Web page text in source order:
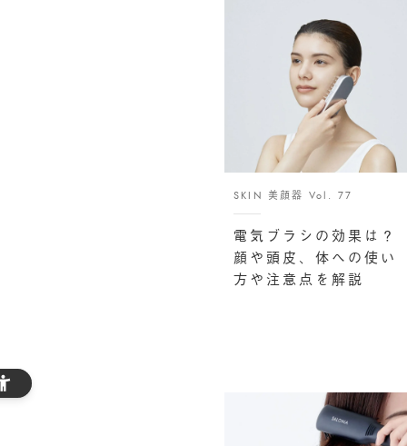
SKIN 美顔器 Vol. 77
電気ブラシの効果は？
顔や頭皮、体への使い
方や注意点を解説